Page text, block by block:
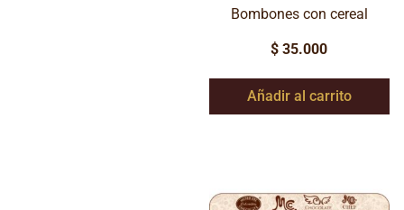
Bombones con cereal
$ 35.000
Añadir al carrito